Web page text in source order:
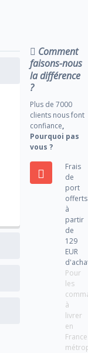
Comment
faisons-nous
la différence
?
Plus de 7000
clients nous font
confiance,
Pourquoi pas
vous ?
Frais
de
port
offerts
à
partir
de
129
EUR
Pour
les
à
livrer
en
France